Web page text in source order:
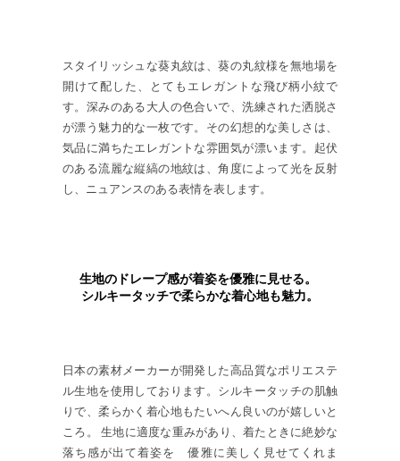
スタイリッシュな葵丸紋は、葵の丸紋様を無地場を
開けて配した、とてもエレガントな飛び柄小紋で
す。深みのある大人の色合いで、洗練された洒脱さ
が漂う魅力的な一枚です。その幻想的な美しさは、
気品に満ちたエレガントな雰囲気が漂います。起伏
のある流麗な縦縞の地紋は、角度によって光を反射
し、ニュアンスのある表情を表します。
生地のドレープ感が着姿を優雅に見せる。
シルキータッチで柔らかな着心地も魅力。
日本の素材メーカーが開発した高品質なポリエステ
ル生地を使用しております。シルキータッチの肌触
りで、柔らかく着心地もたいへん良いのが嬉しいと
ころ。 生地に適度な重みがあり、着たときに絶妙な
落ち感が出て着姿を 優雅に美しく見せてくれま